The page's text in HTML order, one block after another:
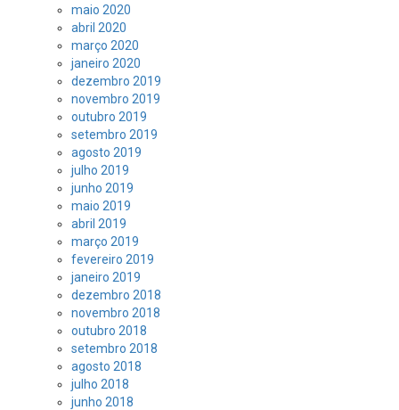
maio 2020
abril 2020
março 2020
janeiro 2020
dezembro 2019
novembro 2019
outubro 2019
setembro 2019
agosto 2019
julho 2019
junho 2019
maio 2019
abril 2019
março 2019
fevereiro 2019
janeiro 2019
dezembro 2018
novembro 2018
outubro 2018
setembro 2018
agosto 2018
julho 2018
junho 2018